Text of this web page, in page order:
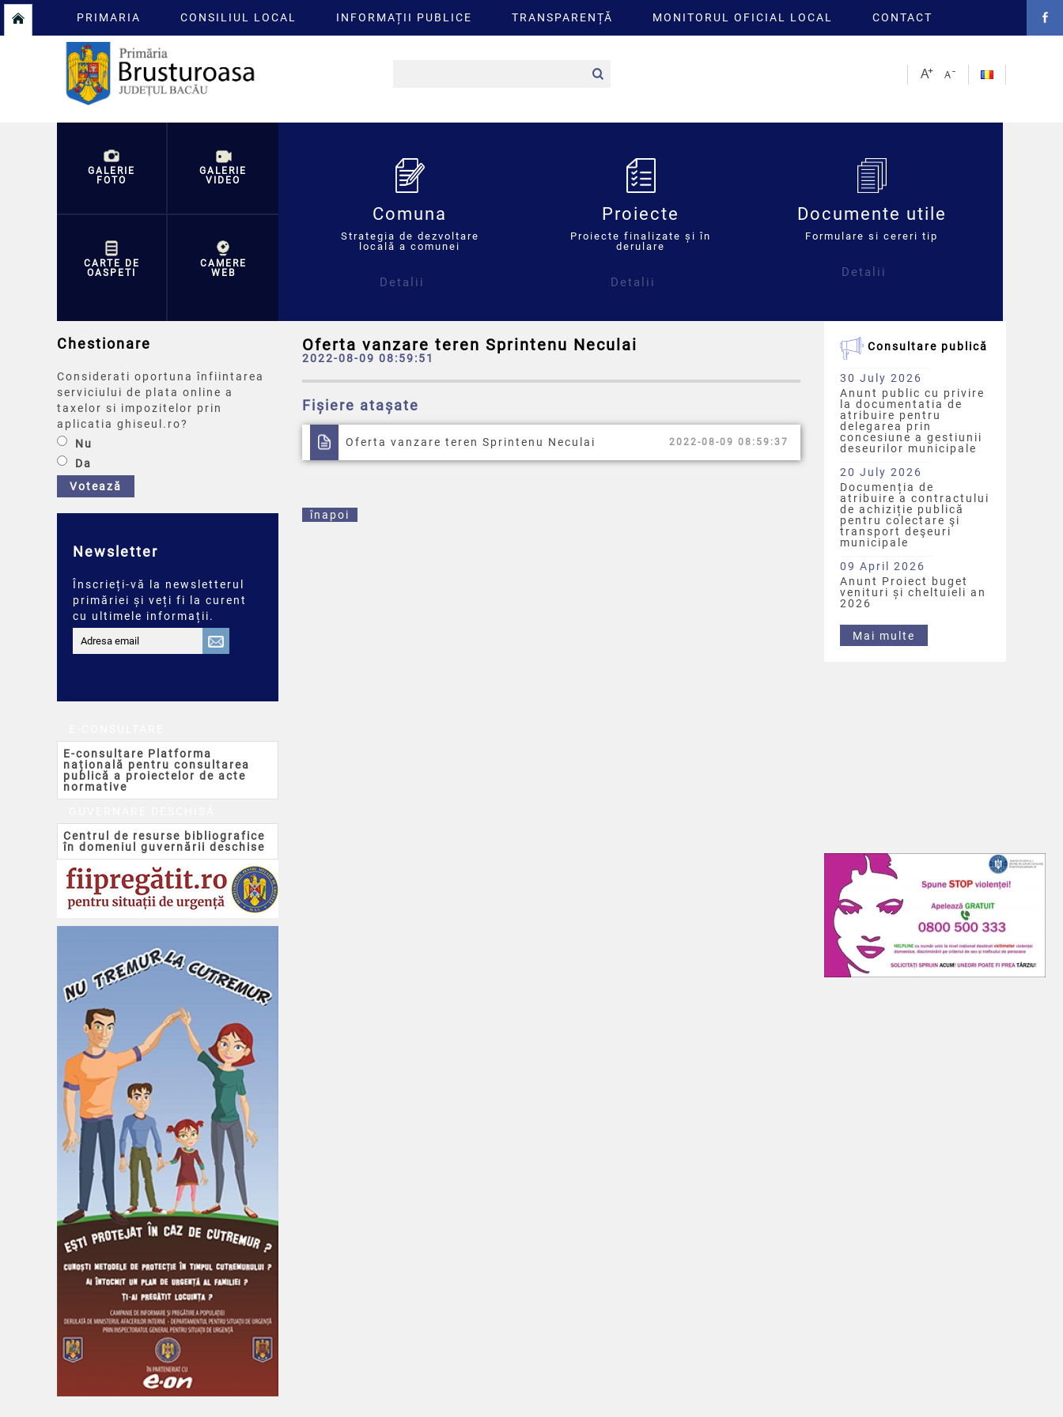
PRIMARIA CONSILIUL LOCAL INFORMAȚII PUBLICE TRANSPARENȚĂ MONITORUL OFICIAL LOCAL CONTACT
GALERIE
FOTO
GALERIE
VIDEO
CARTE DE
OASPETI
CAMERE
WEB
Comuna
Strategia de dezvoltare
locală a comunei
Detalii
Proiecte
Proiecte finalizate și în
derulare
Detalii
Documente utile
Formulare si cereri tip
Detalii
Oferta vanzare teren Sprintenu Neculai
2022-08-09 08:59:51
Fișiere atașate
Oferta vanzare teren Sprintenu Neculai 2022-08-09 08:59:37
înapoi
Consultare publică
30 July 2026
Anunt public cu privire
la documentatia de
atribuire pentru
delegarea prin
concesiune a gestiunii
deseurilor municipale
20 July 2026
Documenția de
atribuire a contractului
de achiziție publică
pentru colectare şi
transport deşeuri
municipale
09 April 2026
Anunt Proiect buget
venituri și cheltuieli an
2026
Mai multe
Chestionare
Considerati oportuna înfiintarea
serviciului de plata online a
taxelor si impozitelor prin
aplicatia ghiseul.ro?
Nu
Da
Votează
Newsletter
Înscrieți-vă la newsletterul
primăriei și veți fi la curent
cu ultimele informații.
E-consultare Platforma
națională pentru consultarea
publică a proiectelor de acte
normative
Centrul de resurse bibliografice
în domeniul guvernării deschise